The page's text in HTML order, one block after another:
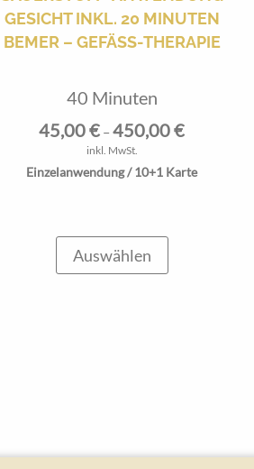
GESICHT INKL. 20 MINUTEN
BEMER – GEFÄSS-THERAPIE
40 Minuten
45,00€ –450,00€
inkl. MwSt.
Einzelanwendung / 10+1 Karte
Auswählen